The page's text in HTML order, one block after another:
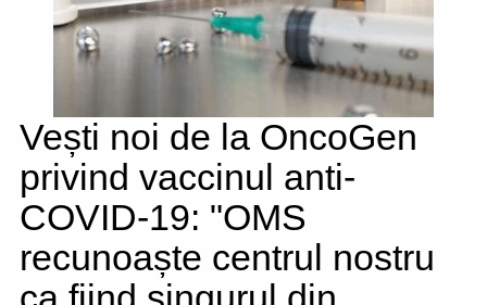
Vești noi de la OncoGen
privind vaccinul anti-
COVID-19: "OMS
recunoaște centrul nostru